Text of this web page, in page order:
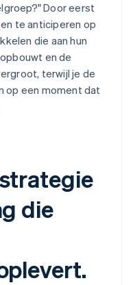
Door eerst
te anticiperen op
die aan hun
en de
terwijl je de
op een moment dat
die